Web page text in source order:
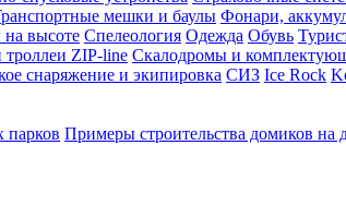
мешки и баулы Фонари,
высоте Спелеология Одежда Обувь
ZIP-line Скалодромы и
снаряжение и экипировка СИЗ Ice Rock
парков Примеры строительства домиков на